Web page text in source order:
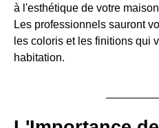
à l'esthétique de votre
Les professionnels sauront
les coloris et les finitions qui
habitation.